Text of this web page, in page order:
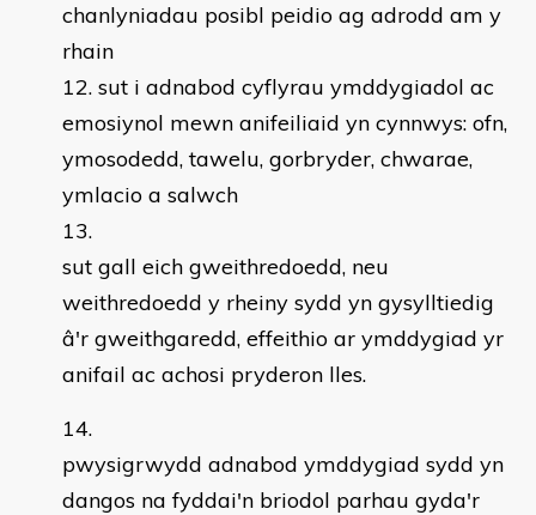
chanlyniadau posibl peidio ag adrodd am y
rhain
sut i adnabod cyflyrau ymddygiadol ac
emosiynol mewn anifeiliaid yn cynnwys: ofn,
ymosodedd, tawelu, gorbryder, chwarae,
ymlacio a salwch
sut gall eich gweithredoedd, neu
weithredoedd y rheiny sydd yn gysylltiedig
â'r gweithgaredd, effeithio ar ymddygiad yr
anifail ac achosi pryderon lles.
pwysigrwydd adnabod ymddygiad sydd yn
dangos na fyddai'n briodol parhau gyda'r